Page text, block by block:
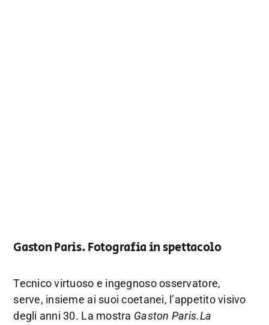
Gaston Paris. Fotografia in spettacolo
Tecnico virtuoso e ingegnoso osservatore,
serve, insieme ai suoi coetanei, l’appetito visivo
degli anni 30. La mostra Gaston Paris.La